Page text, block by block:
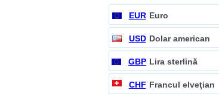
EUR Euro
USD Dolar american
GBP Lira sterlină
CHF Francul elveţian